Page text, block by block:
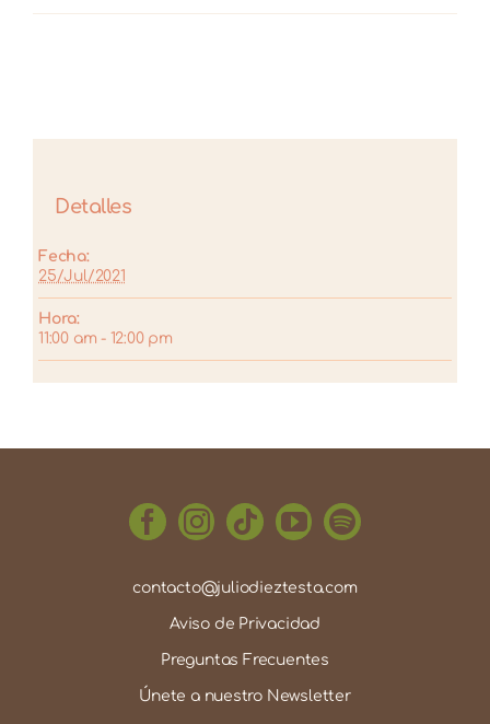
Detalles
Fecha:
25/Jul/2021
Hora:
11:00 am - 12:00 pm
contacto@juliodieztesta.com
Aviso de Privacidad
Preguntas Frecuentes
Únete a nuestro Newsletter